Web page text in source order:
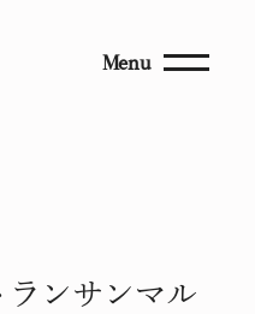
Menu
ランサンマル